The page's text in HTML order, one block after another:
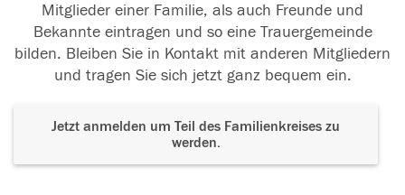
Mitglieder einer Familie, als auch Freunde und
Bekannte eintragen und so eine Trauergemeinde
bilden. Bleiben Sie in Kontakt mit anderen Mitgliedern
und tragen Sie sich jetzt ganz bequem ein.
Jetzt anmelden um Teil des Familienkreises zu
werden.